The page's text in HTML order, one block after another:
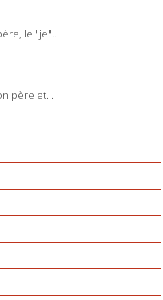
le "je"...
père et...